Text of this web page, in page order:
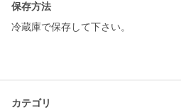
保存方法
冷蔵庫で保存して下さい。
カテゴリ